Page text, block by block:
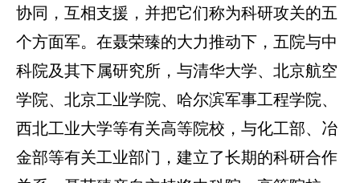
协同，互相支援，并把它们称为科研攻关的五
个方面军。在聂荣臻的大力推动下，五院与中
科院及其下属研究所，与清华大学、北京航空
学院、北京工业学院、哈尔滨军事工程学院、
西北工业大学等有关高等院校，与化工部、冶
金部等有关工业部门，建立了长期的科研合作